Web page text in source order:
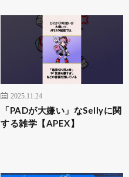
2025.11.24
「PADが大嫌い」なSellyに関
する雑学【APEX】